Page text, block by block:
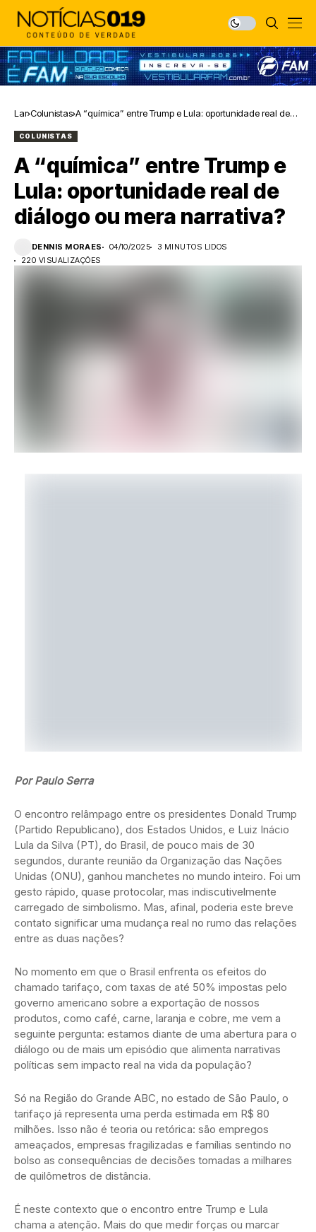
Lar Colunistas A “química” entre Trump e Lula: oportunidade real de
COLUNISTAS
A “química” entre Trump e
Lula: oportunidade real de
diálogo ou mera narrativa?
DENNIS MORAES 04/10/2025
3 MINUTOS LIDOS
220 VISUALIZAÇÕES
Por Paulo Serra
O encontro relâmpago entre os presidentes Donald Trump
(Partido Republicano), dos Estados Unidos, e Luiz Inácio
Lula da Silva (PT), do Brasil, de pouco mais de 30
segundos, durante reunião da Organização das Nações
Unidas (ONU), ganhou manchetes no mundo inteiro. Foi um
gesto rápido, quase protocolar, mas indiscutivelmente
carregado de simbolismo. Mas, afinal, poderia este breve
contato significar uma mudança real no rumo das relações
entre as duas nações?
No momento em que o Brasil enfrenta os efeitos do
chamado tarifaço, com taxas de até 50% impostas pelo
governo americano sobre a exportação de nossos
produtos, como café, carne, laranja e cobre, me vem a
seguinte pergunta: estamos diante de uma abertura para o
diálogo ou de mais um episódio que alimenta narrativas
políticas sem impacto real na vida da população?
Só na Região do Grande ABC, no estado de São Paulo, o
tarifaço já representa uma perda estimada em R$ 80
milhões. Isso não é teoria ou retórica: são empregos
ameaçados, empresas fragilizadas e famílias sentindo no
bolso as consequências de decisões tomadas a milhares
de quilômetros de distância.
É neste contexto que o encontro entre Trump e Lula
chama a atenção. Mais do que medir forças ou marcar